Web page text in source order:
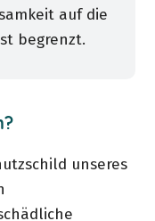
auf die
begrenzt.
unseres